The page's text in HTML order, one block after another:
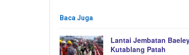
Baca Juga
Lantai Jembatan
Kutablang Patah